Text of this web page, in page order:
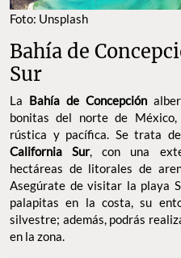
Foto: Unsplash
Bahía de
Sur
La Bahía de Concepción
bonitas del norte de
rústica y pacífica. Se trata
California Sur, con una
hectáreas de litorales de
Asegúrate de visitar la playa
palapitas en la costa, su
silvestre; además, podrás
en la zona.